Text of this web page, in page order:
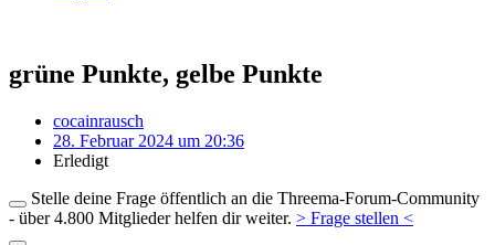
grüne Punkte, gelbe Punkte
cocainrausch
28. Februar 2024 um 20:36
Erledigt
Stelle deine Frage öffentlich an die Threema-Forum-Community
- über 4.800 Mitglieder helfen dir weiter. > Frage stellen <